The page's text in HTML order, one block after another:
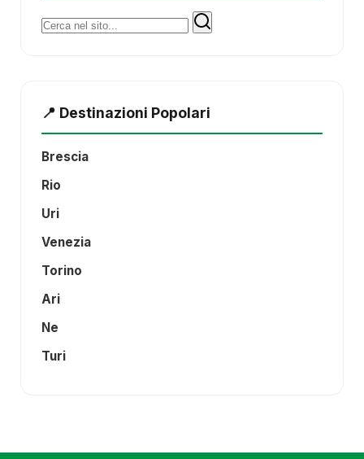
Cerca:
📍 Destinazioni Popolari
Brescia
Rio
Uri
Venezia
Torino
Ari
Ne
Turi